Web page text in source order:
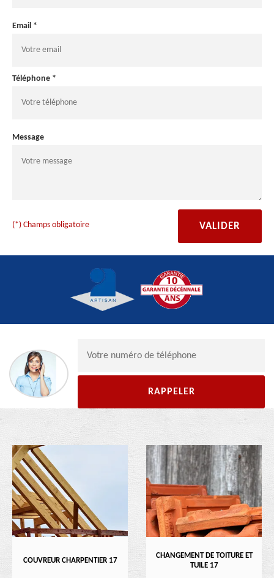
Email *
Téléphone *
Message
(*) Champs obligatoire
COUVREUR CHARPENTIER 17
CHANGEMENT DE TOITURE ET
TUILE 17